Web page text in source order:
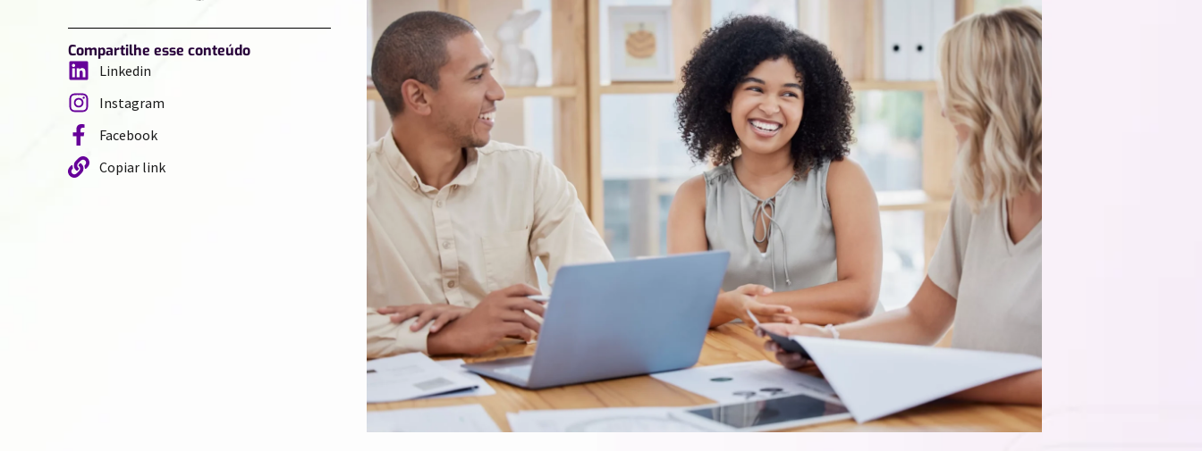
Compartilhe esse conteúdo
Linkedin
Instagram
Facebook
Copiar link